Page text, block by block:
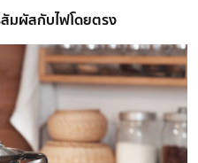
มผัสกับไฟโดยตรง